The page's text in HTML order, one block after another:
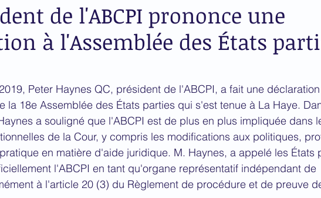
de l'ABCPI prononce une
à l'Assemblée des États
Peter Haynes QC, président de l'ABCPI, a fait une
la 18e Assemblée des États parties qui s'est tenue à La Haye.
a souligné que l'ABCPI est de plus en plus impliquée dans
de la Cour, y compris les modifications aux politiques,
en matière d'aide juridique. M. Haynes, a appelé les États
l'ABCPI en tant qu'organe représentatif indépendant de
à l'article 20 (3) du Règlement de procédure et de preuve